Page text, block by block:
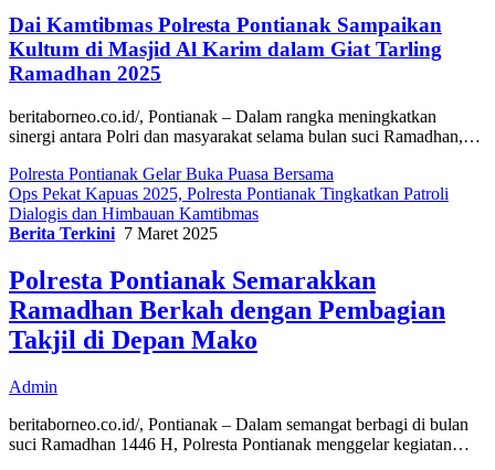
Dai Kamtibmas Polresta Pontianak Sampaikan
Kultum di Masjid Al Karim dalam Giat Tarling
Ramadhan 2025
beritaborneo.co.id/, Pontianak – Dalam rangka meningkatkan
sinergi antara Polri dan masyarakat selama bulan suci Ramadhan,…
Polresta Pontianak Gelar Buka Puasa Bersama
Ops Pekat Kapuas 2025, Polresta Pontianak Tingkatkan Patroli
Dialogis dan Himbauan Kamtibmas
Berita Terkini 7 Maret 2025
Polresta Pontianak Semarakkan
Ramadhan Berkah dengan Pembagian
Takjil di Depan Mako
Admin
beritaborneo.co.id/, Pontianak – Dalam semangat berbagi di bulan
suci Ramadhan 1446 H, Polresta Pontianak menggelar kegiatan…